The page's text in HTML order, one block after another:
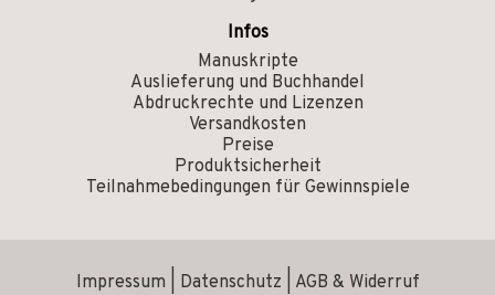
Infos
Manuskripte
Auslieferung und Buchhandel
Abdruckrechte und Lizenzen
Versandkosten
Preise
Produktsicherheit
Teilnahmebedingungen für Gewinnspiele
Impressum Datenschutz AGB & Widerruf